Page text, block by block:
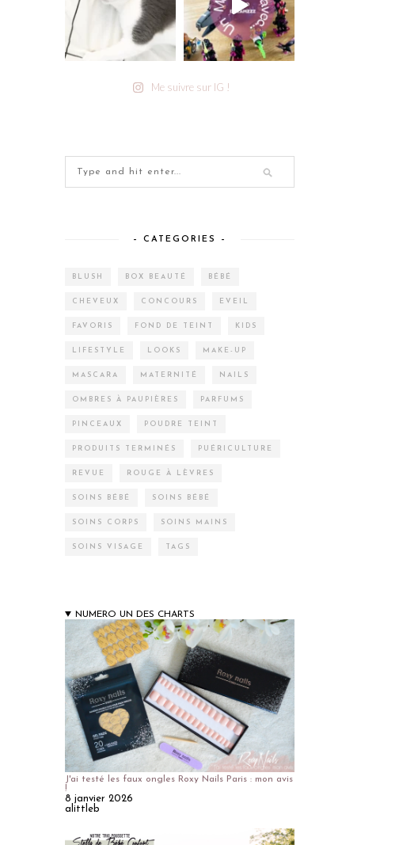
Me suivre sur IG !
– CATEGORIES –
BLUSH BOX BEAUTÉ BÉBÉ
CHEVEUX CONCOURS EVEIL
FAVORIS FOND DE TEINT KIDS
LIFESTYLE LOOKS MAKE-UP
MASCARA MATERNITÉ NAILS
OMBRES À PAUPIÈRES PARFUMS
PINCEAUX POUDRE TEINT
PRODUITS TERMINÉS PUÉRICULTURE
REVUE ROUGE À LÈVRES
SOINS BÉBÉ SOINS BÉBÉ
SOINS CORPS SOINS MAINS
SOINS VISAGE TAGS
NUMERO UN DES CHARTS
J'ai testé les faux ongles Roxy Nails Paris : mon avis
!
8 janvier 2026
alittleb